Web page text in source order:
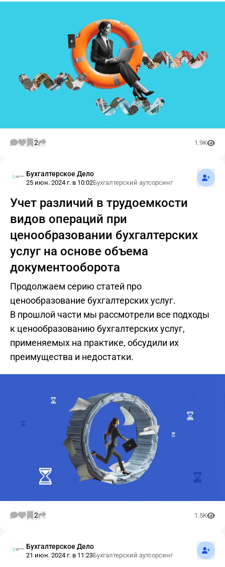
2 1.9K
Бухгалтерское Дело
25 июн. 2024 г. в 10:02Бухгалтерский аутсорсинг
Учет различий в трудоемкости
видов операций при
ценообразовании бухгалтерских
услуг на основе объема
документооборота
Продолжаем серию статей про
ценообразование бухгалтерских услуг.
В прошлой части мы рассмотрели все подходы
к ценообразованию бухгалтерских услуг,
применяемых на практике, обсудили их
преимущества и недостатки.
2 1.5K
Бухгалтерское Дело
21 июн. 2024 г. в 11:23Бухгалтерский аутсорсинг